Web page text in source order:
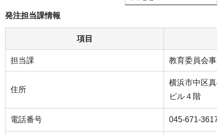
発注担当課情報
項目
担当課 教育委員会事
住所
横浜市中区真
ビル４階
電話番号 045-671-3617